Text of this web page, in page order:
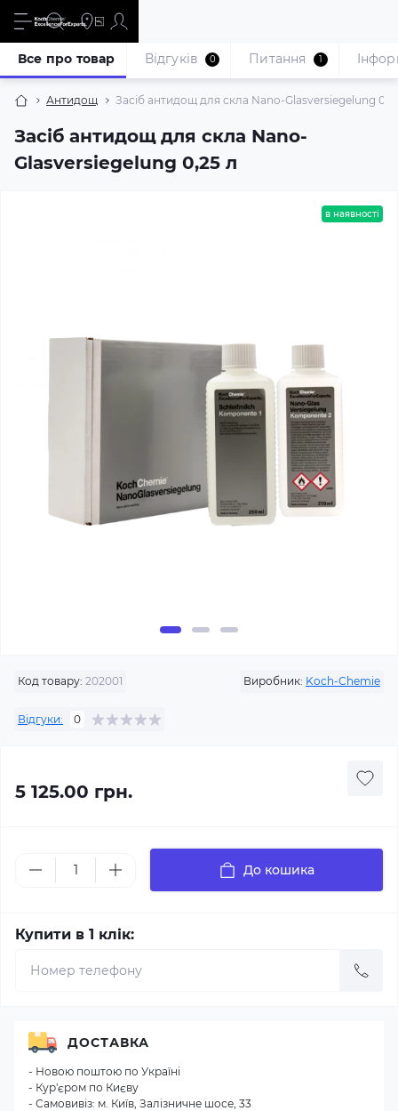
Антидощ Засіб антидощ для скла Nano-Glasversiegelung
Засіб антидощ для скла Nano-
Glasversiegelung 0,25 л
Все про товар Відгуків 0 Питання 1
в наявності
Код товару: 202001 Виробник: Koch-Chemie
Відгуки: 0
5 125.00 грн.
До кошика
Купити в 1 клік:
ДОСТАВКА
- Новою поштою по Україні
- Кур'єром по Києву
- Самовивіз: м. Київ, Залізничне шосе, 33